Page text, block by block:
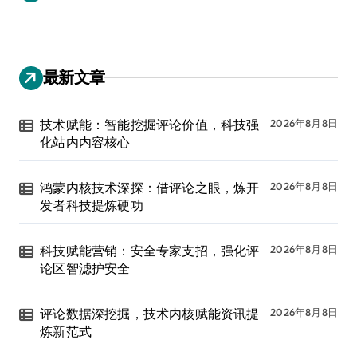
最新文章
技术赋能：智能挖掘评论价值，科技强
化站内内容核心
2026年8月8日
鸿蒙内核技术深探：借评论之眼，炼开
发者科技提炼硬功
2026年8月8日
科技赋能营销：安全专家支招，强化评
论区智滤护安全
2026年8月8日
评论数据深挖掘，技术内核赋能资讯提
炼新范式
2026年8月8日